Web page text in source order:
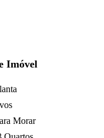
Imóvel
Morar